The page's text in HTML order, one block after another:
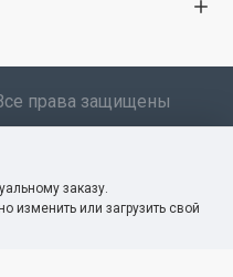
заказу.
изменить или загрузить свой
права защищены
всех
—
чтобы вам
сайтом.
сайта, вы
нами
Принять